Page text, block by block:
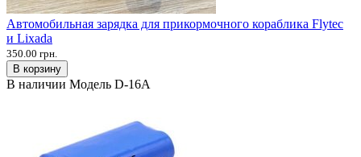
Автомобильная зарядка для прикормочного кораблика Flytec
и Lixada
350.00 грн.
В корзину
В наличии Модель D-16A